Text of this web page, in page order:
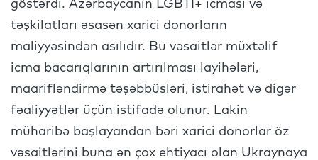
göstərdi. Azərbaycanın LGBTİ+ icması və
təşkilatları əsasən xarici donorların
maliyyəsindən asılıdır. Bu vəsaitlər müxtəlif
icma bacarıqlarının artırılması layihələri,
maarifləndirmə təşəbbüsləri, istirahət və digər
fəaliyyətlər üçün istifadə olunur. Lakin
müharibə başlayandan bəri xarici donorlar öz
vəsaitlərini buna ən çox ehtiyacı olan Ukraynaya